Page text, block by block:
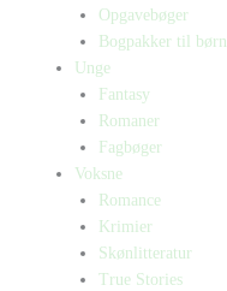
Opgavebøger
Bogpakker til børn
Unge
Fantasy
Romaner
Fagbøger
Voksne
Romance
Krimier
Skønlitteratur
True Stories